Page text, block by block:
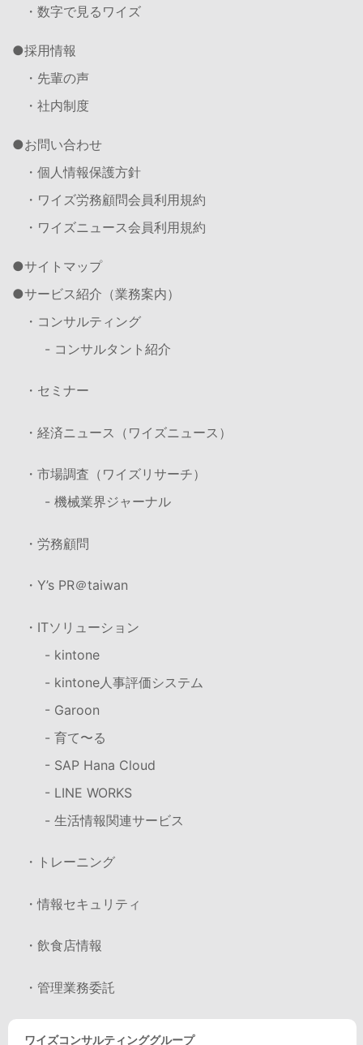
・数字で見るワイズ
採用情報
・先輩の声
・社内制度
お問い合わせ
・個人情報保護方針
・ワイズ労務顧問会員利用規約
・ワイズニュース会員利用規約
サイトマップ
サービス紹介（業務案内）
・コンサルティング
- コンサルタント紹介
・セミナー
・経済ニュース（ワイズニュース）
・市場調査（ワイズリサーチ）
- 機械業界ジャーナル
・労務顧問
・Y’s PR＠taiwan
・ITソリューション
- kintone
- kintone人事評価システム
- Garoon
- 育て〜る
- SAP Hana Cloud
- LINE WORKS
- 生活情報関連サービス
・トレーニング
・情報セキュリティ
・飲食店情報
・管理業務委託
ワイズコンサルティンググループ